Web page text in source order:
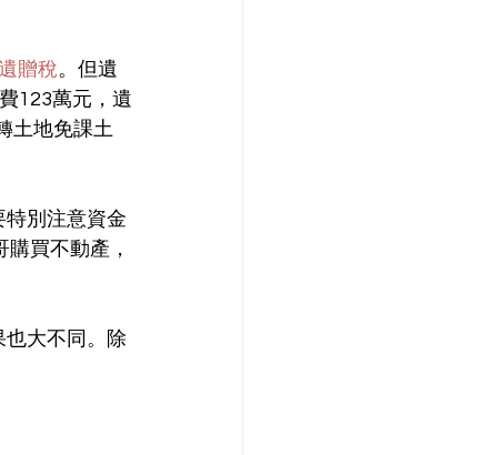
贈稅。但遺
123萬元，遺
土地免課土
特別注意資金
買不動產，
也大不同。除